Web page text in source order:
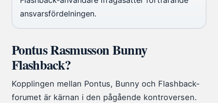
ansvarsfördelningen.
Pontus Rasmusson Bunny
Flashback?
Kopplingen mellan Pontus, Bunny och Flashback-
forumet är kärnan i den pågående kontroversen.